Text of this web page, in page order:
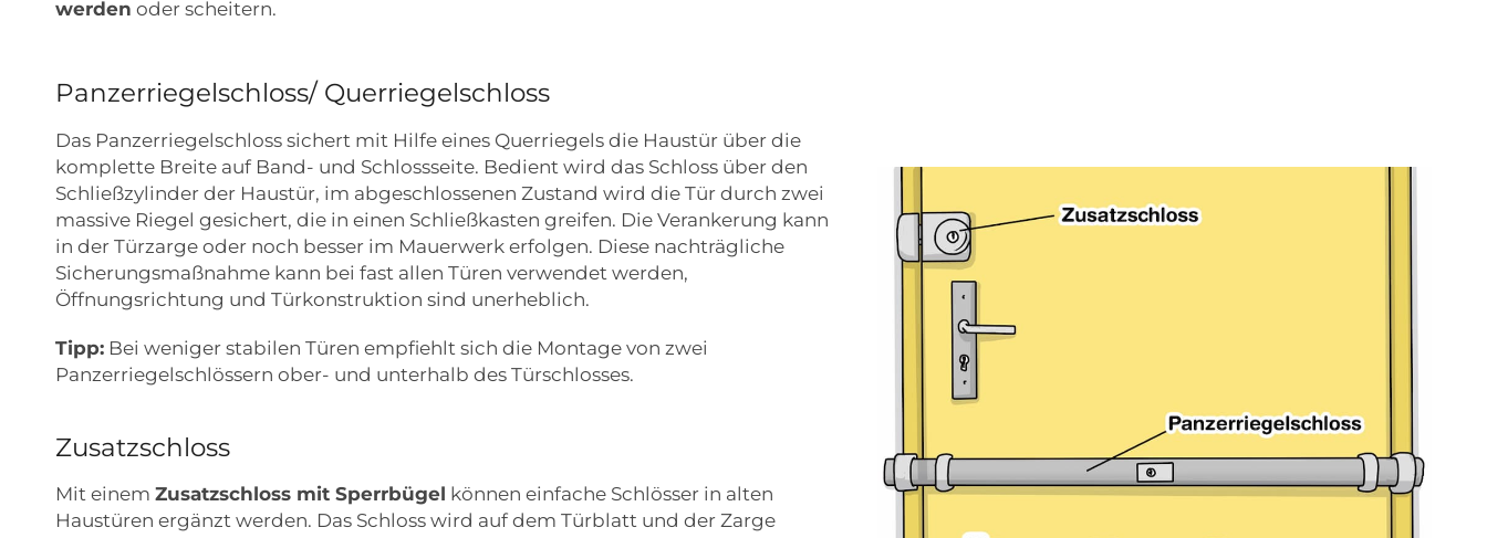
werden oder scheitern.
Panzerriegelschloss/ Querriegelschloss
Das Panzerriegelschloss sichert mit Hilfe eines Querriegels die Haustür über die
komplette Breite auf Band- und Schlossseite. Bedient wird das Schloss über den
Schließzylinder der Haustür, im abgeschlossenen Zustand wird die Tür durch zwei
massive Riegel gesichert, die in einen Schließkasten greifen. Die Verankerung kann
in der Türzarge oder noch besser im Mauerwerk erfolgen. Diese nachträgliche
Sicherungsmaßnahme kann bei fast allen Türen verwendet werden,
Öffnungsrichtung und Türkonstruktion sind unerheblich.
Tipp: Bei weniger stabilen Türen empfiehlt sich die Montage von zwei
Panzerriegelschlössern ober- und unterhalb des Türschlosses.
Zusatzschloss
Mit einem Zusatzschloss mit Sperrbügel können einfache Schlösser in alten
Haustüren ergänzt werden. Das Schloss wird auf dem Türblatt und der Zarge